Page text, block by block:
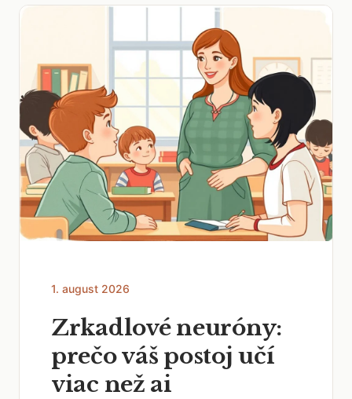
1. august 2026
Zrkadlové neuróny:
prečo váš postoj učí
viac než ai